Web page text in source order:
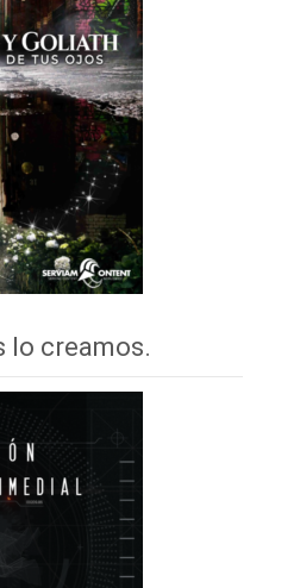
lo creamos.